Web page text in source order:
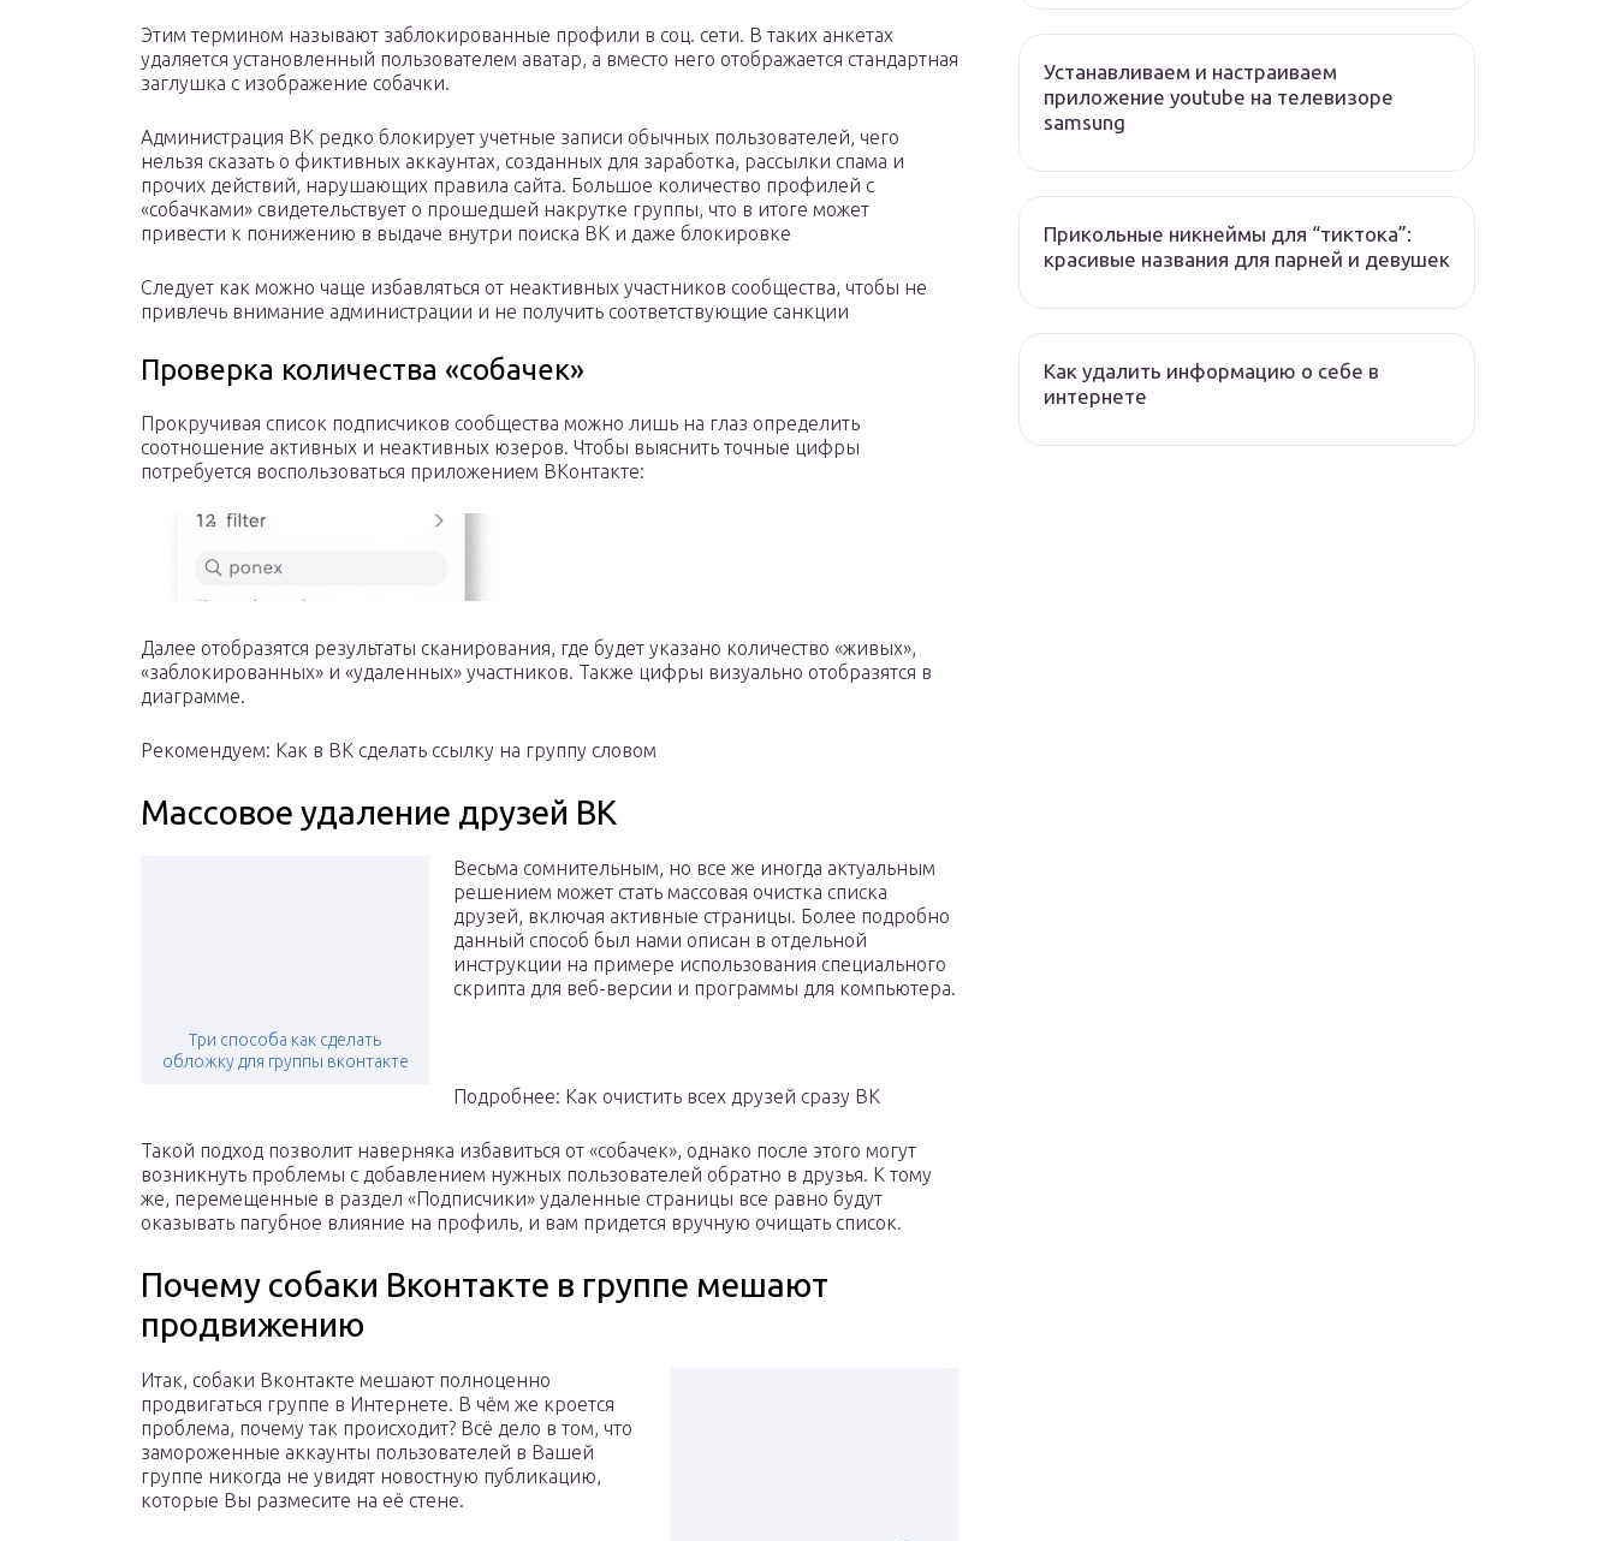
Этим термином называют заблокированные профили в соц. сети. В таких анкетах
удаляется установленный пользователем аватар, а вместо него отображается стандартная
заглушка с изображение собачки.
Администрация ВК редко блокирует учетные записи обычных пользователей, чего
нельзя сказать о фиктивных аккаунтах, созданных для заработка, рассылки спама и
прочих действий, нарушающих правила сайта. Большое количество профилей с
«собачками» свидетельствует о прошедшей накрутке группы, что в итоге может
привести к понижению в выдаче внутри поиска ВК и даже блокировке
Следует как можно чаще избавляться от неактивных участников сообщества, чтобы не
привлечь внимание администрации и не получить соответствующие санкции
Проверка количества «собачек»
Прокручивая список подписчиков сообщества можно лишь на глаз определить
соотношение активных и неактивных юзеров. Чтобы выяснить точные цифры
потребуется воспользоваться приложением ВКонтакте:
Далее отобразятся результаты сканирования, где будет указано количество «живых»,
«заблокированных» и «удаленных» участников. Также цифры визуально отобразятся в
диаграмме.
Рекомендуем: Как в ВК сделать ссылку на группу словом
Массовое удаление друзей ВК
Три способа как сделать
обложку для группы вконтакте
Весьма сомнительным, но все же иногда актуальным
решением может стать массовая очистка списка
друзей, включая активные страницы. Более подробно
данный способ был нами описан в отдельной
инструкции на примере использования специального
скрипта для веб-версии и программы для компьютера.
Подробнее: Как очистить всех друзей сразу ВК
Такой подход позволит наверняка избавиться от «собачек», однако после этого могут
возникнуть проблемы с добавлением нужных пользователей обратно в друзья. К тому
же, перемещенные в раздел «Подписчики» удаленные страницы все равно будут
оказывать пагубное влияние на профиль, и вам придется вручную очищать список.
Почему собаки Вконтакте в группе мешают
продвижению
Итак, собаки Вконтакте мешают полноценно
продвигаться группе в Интернете. В чём же кроется
проблема, почему так происходит? Всё дело в том, что
замороженные аккаунты пользователей в Вашей
группе никогда не увидят новостную публикацию,
которые Вы размесите на её стене.
Устанавливаем и настраиваем
приложение youtube на телевизоре
samsung
Прикольные никнеймы для “тиктока”:
красивые названия для парней и девушек
Как удалить информацию о себе в
интернете